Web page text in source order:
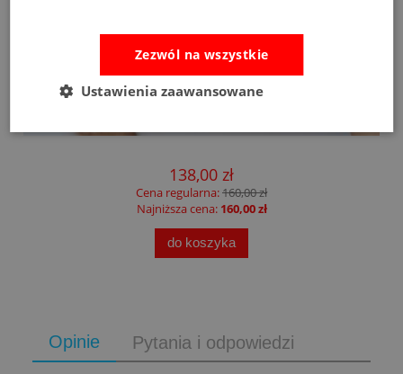
-14%
138,00 zł
Cena regularna:160,00 zł
Najniższa cena: 160,00 zł
do koszyka
Opinie Pytania i odpowiedzi
Zezwól na wszystkie
Ustawienia zaawansowane